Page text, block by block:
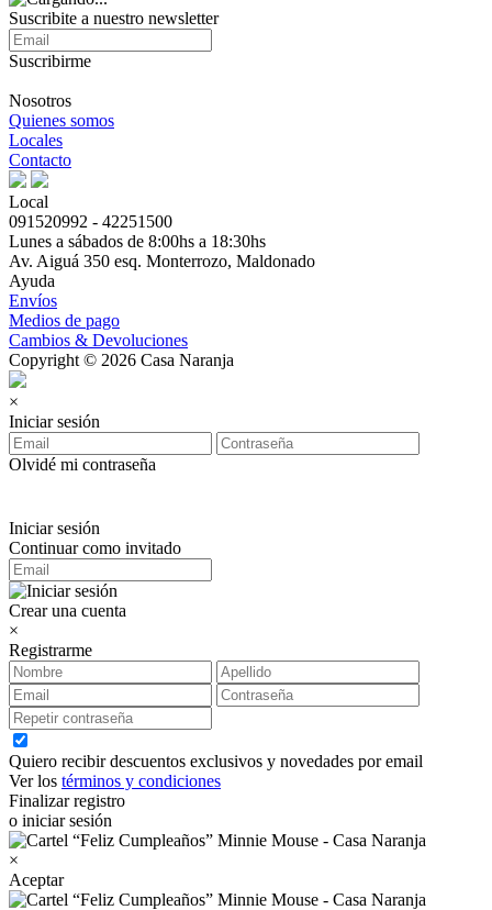
Suscribite a nuestro newsletter
Suscribirme
Nosotros
Quienes somos
Locales
Contacto
Local
091520992 - 42251500
Lunes a sábados de 8:00hs a 18:30hs
Av. Aiguá 350 esq. Monterrozo, Maldonado
Ayuda
Envíos
Medios de pago
Cambios & Devoluciones
Copyright © 2026 Casa Naranja
×
Iniciar sesión
Olvidé mi contraseña
Iniciar sesión
Continuar como invitado
Crear una cuenta
×
Registrarme
Quiero recibir descuentos exclusivos y novedades por email
Ver los términos y condiciones
Finalizar registro
o iniciar sesión
×
Aceptar